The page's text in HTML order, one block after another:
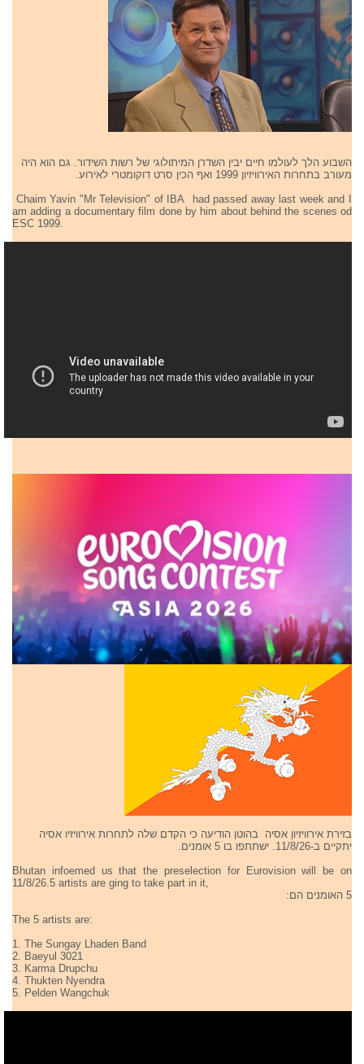
השבוע הלך לעולמו חיים יבין השדרן המיתולוגי של רשות השידור. גם הוא היה
מעורב בתחרות האירוויזיון 1999 ואף הכין סרט דוקומטרי לאירוע.
Chaim Yavin "Mr Television" of IBA had passed away last week and I
am adding a documentary film done by him about behind the scenes od
ESC 1999.
בזירת אירוויזיון אסיה בהוטן הודיעה כי הקדם שלה לתחרות אירוויזיו אסיה
יתקיים ב-11/8/26. ישתתפו בו 5 אומנים.
Bhutan infoemed us that the preselection for Eurovision will be on
11/8/26.5 artists are ging to take part in it,
5 האומנים הם:
The 5 artists are:
1. The Sungay Lhaden Band
2. Baeyul 3021
3. Karma Drupchu
4. Thukten Nyendra
5. Pelden Wangchuk